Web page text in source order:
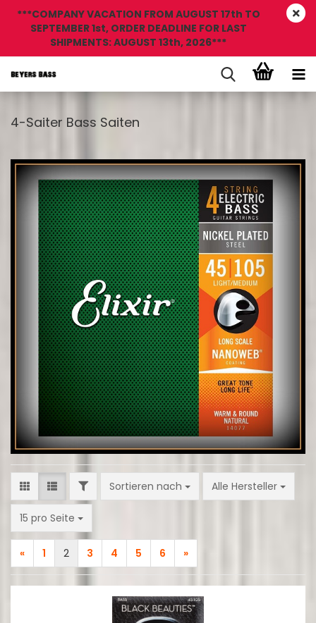
***COMPANY VACATION FROM AUGUST 17th TO
SEPTEMBER 1st, ORDER DEADLINE FOR LAST
SHIPMENTS: AUGUST 13th, 2026***
4-Saiter Bass Saiten
FILTERSortieren nach
Sortieren nach Alle Hersteller
15 pro Seite
pro Seite
« 1 2 3 4 5 6 »